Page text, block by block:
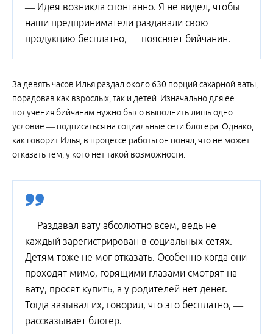
— Идея возникла спонтанно. Я не видел, чтобы
наши предприниматели раздавали свою
продукцию бесплатно, — поясняет бийчанин.
За девять часов Илья раздал около 630 порций сахарной ваты,
порадовав как взрослых, так и детей. Изначально для ее
получения бийчанам нужно было выполнить лишь одно
условие — подписаться на социальные сети блогера. Однако,
как говорит Илья, в процессе работы он понял, что не может
отказать тем, у кого нет такой возможности.
— Раздавал вату абсолютно всем, ведь не
каждый зарегистрирован в социальных сетях.
Детям тоже не мог отказать. Особенно когда они
проходят мимо, горящими глазами смотрят на
вату, просят купить, а у родителей нет денег.
Тогда зазывал их, говорил, что это бесплатно, —
рассказывает блогер.